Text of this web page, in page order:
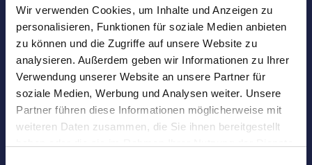
Wir verwenden Cookies, um Inhalte und Anzeigen zu
personalisieren, Funktionen für soziale Medien anbieten
zu können und die Zugriffe auf unsere Website zu
analysieren. Außerdem geben wir Informationen zu Ihrer
Verwendung unserer Website an unsere Partner für
soziale Medien, Werbung und Analysen weiter. Unsere
Partner führen diese Informationen möglicherweise mit
weiteren Daten zusammen, die Sie ihnen bereitgestellt